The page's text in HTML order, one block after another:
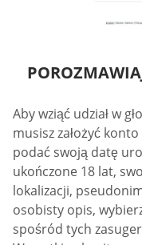
Aby wziąć udział w
musisz założyć
podać swoją datę
ukończone 18 lat,
lokalizacji,
osobisty opis,
spośród tych